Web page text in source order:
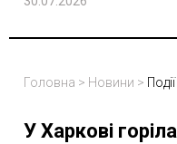
Головна > Новини > Події
У Харкові